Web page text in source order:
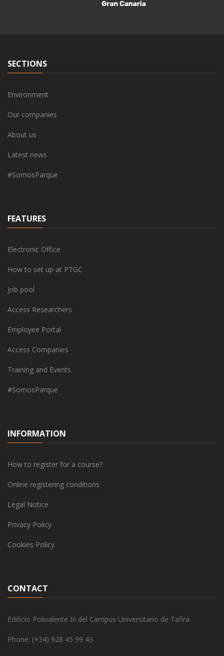
SECTIONS
Environment
Our companies
About us
Latest news
#SomosParque
FEATURES
Electronic Office
How to set up at PTGC
Job pool
Access Researchers
Employee Portal
Access Companies
Training and Events
#SomosParque
INFORMATION
How to register for a course?
Online registering conditions
Legal Notice
Privacy Policy
Cookies Policy
CONTACT
Edificio Polivalente III del Campus Universitario de Tafira
Phone: (+34) 928 45 99 43